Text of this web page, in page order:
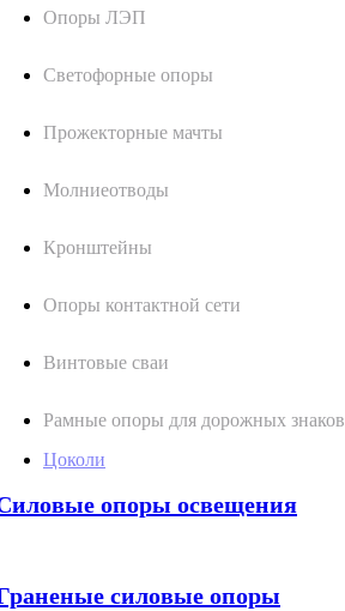
Опоры ЛЭП
Светофорные опоры
Прожекторные мачты
Молниеотводы
Кронштейны
Опоры контактной сети
Винтовые сваи
Рамные опоры для дорожных знаков
Цоколи
опоры освещения
силовые опоры